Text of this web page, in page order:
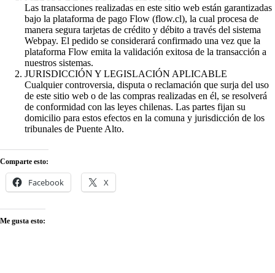
Las transacciones realizadas en este sitio web están garantizadas
bajo la plataforma de pago Flow (flow.cl), la cual procesa de
manera segura tarjetas de crédito y débito a través del sistema
Webpay. El pedido se considerará confirmado una vez que la
plataforma Flow emita la validación exitosa de la transacción a
nuestros sistemas.
JURISDICCIÓN Y LEGISLACIÓN APLICABLE
Cualquier controversia, disputa o reclamación que surja del uso
de este sitio web o de las compras realizadas en él, se resolverá
de conformidad con las leyes chilenas. Las partes fijan su
domicilio para estos efectos en la comuna y jurisdicción de los
tribunales de Puente Alto.
Comparte esto:
Facebook X
Me gusta esto: